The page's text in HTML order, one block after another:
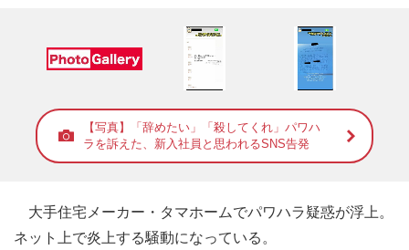
【写真】「辞めたい」「殺してくれ」パワハ
ラを訴えた、新入社員と思われるSNS告発
大手住宅メーカー・タマホームでパワハラ疑惑が浮上。
ネット上で炎上する騒動になっている。